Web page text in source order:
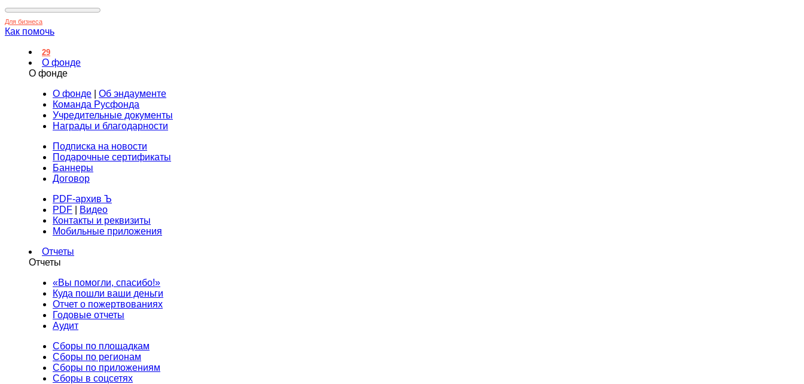
Для бизнеса
Как помочь
29
О фонде
О фонде
О фонде
Об эндаументе
Команда Русфонда
Учредительные документы
Награды и благодарности
Подписка на новости
Подарочные сертификаты
Баннеры
Договор
PDF-архив Ъ
PDF
Видео
Контакты и реквизиты
Мобильные приложения
Отчеты
Отчеты
«Вы помогли, спасибо!»
Куда пошли ваши деньги
Отчет о пожертвованиях
Годовые отчеты
Аудит
Сборы по площадкам
Сборы по регионам
Сборы по приложениям
Сборы в соцсетях